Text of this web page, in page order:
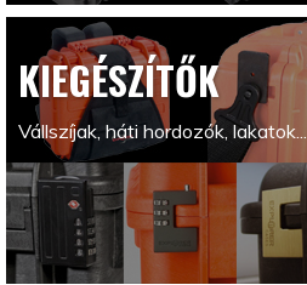
KIEGÉSZÍTŐK
Vállszíjak, háti hordozók, lakatok...